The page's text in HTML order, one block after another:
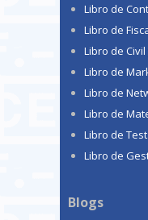
Libro de
Libro de
Libro de
Libro de
Libro de
Libro de
Libro de
Libro de
Blogs